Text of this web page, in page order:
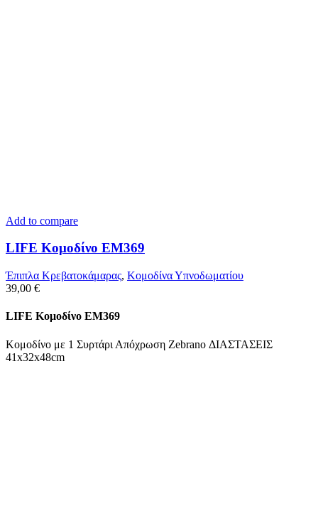
Add to compare
LIFE Κομοδίνο ΕΜ369
Έπιπλα Κρεβατοκάμαρας, Κομοδίνα Υπνοδωματίου
39,00 €
LIFE Κομοδίνο ΕΜ369
Κομοδίνο με 1 Συρτάρι Απόχρωση Zebrano ΔΙΑΣΤΑΣΕΙΣ
41x32x48cm